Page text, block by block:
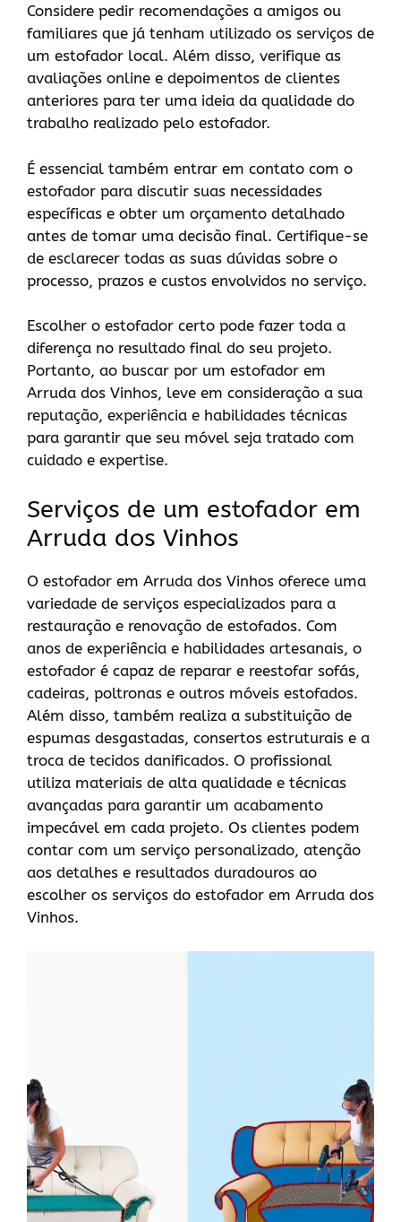
Considere pedir recomendações a amigos ou
familiares que já tenham utilizado os serviços de
um estofador local. Além disso, verifique as
avaliações online e depoimentos de clientes
anteriores para ter uma ideia da qualidade do
trabalho realizado pelo estofador.
É essencial também entrar em contato com o
estofador para discutir suas necessidades
específicas e obter um orçamento detalhado
antes de tomar uma decisão final. Certifique-se
de esclarecer todas as suas dúvidas sobre o
processo, prazos e custos envolvidos no serviço.
Escolher o estofador certo pode fazer toda a
diferença no resultado final do seu projeto.
Portanto, ao buscar por um estofador em
Arruda dos Vinhos, leve em consideração a sua
reputação, experiência e habilidades técnicas
para garantir que seu móvel seja tratado com
cuidado e expertise.
Serviços de um estofador em
Arruda dos Vinhos
O estofador em Arruda dos Vinhos oferece uma
variedade de serviços especializados para a
restauração e renovação de estofados. Com
anos de experiência e habilidades artesanais, o
estofador é capaz de reparar e reestofar sofás,
cadeiras, poltronas e outros móveis estofados.
Além disso, também realiza a substituição de
espumas desgastadas, consertos estruturais e a
troca de tecidos danificados. O profissional
utiliza materiais de alta qualidade e técnicas
avançadas para garantir um acabamento
impecável em cada projeto. Os clientes podem
contar com um serviço personalizado, atenção
aos detalhes e resultados duradouros ao
escolher os serviços do estofador em Arruda dos
Vinhos.